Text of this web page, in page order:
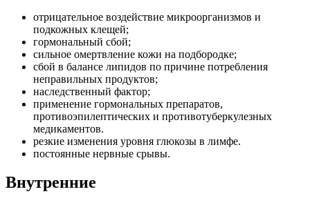
отрицательное воздействие микроорганизмов и
подкожных клещей;
гормональный сбой;
сильное омертвление кожи на подбородке;
сбой в балансе липидов по причине потребления
неправильных продуктов;
наследственный фактор;
применение гормональных препаратов,
противоэпилептических и противотуберкулезных
медикаментов.
резкие изменения уровня глюкозы в лимфе.
постоянные нервные срывы.
Внутренние